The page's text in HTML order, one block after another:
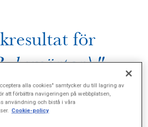
för
alla cookies" samtycker du till lagring av
att förbättra navigeringen på webbplatsen,
användning och bistå i våra
Cookie-policy